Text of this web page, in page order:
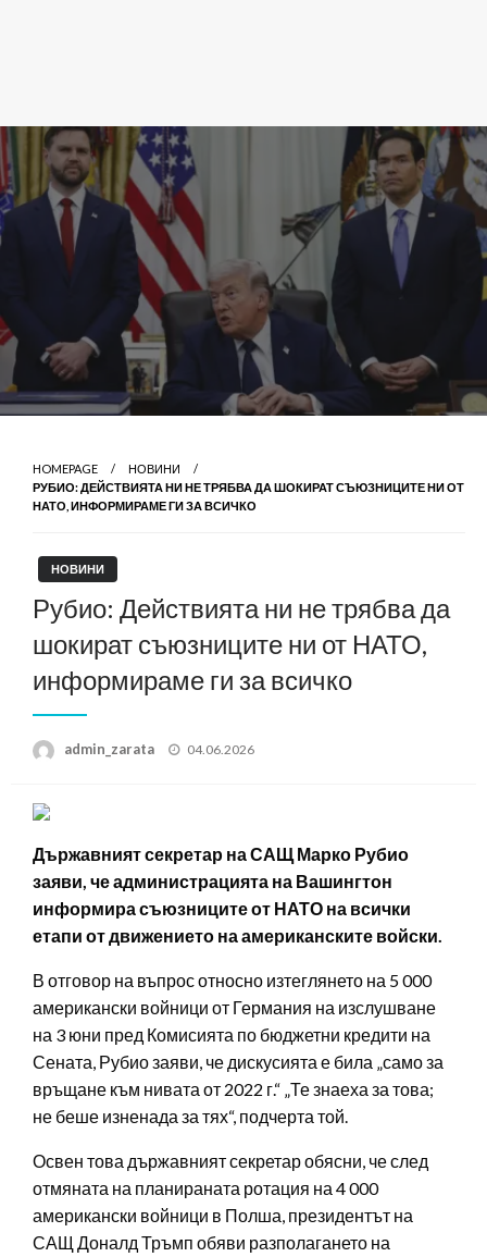
HOMEPAGE
НОВИНИ
РУБИО: ДЕЙСТВИЯТА НИ НЕ ТРЯБВА ДА ШОКИРАТ СЪЮЗНИЦИТЕ НИ ОТ
НАТО, ИНФОРМИРАМЕ ГИ ЗА ВСИЧКО
НОВИНИ
Рубио: Действията ни не трябва да
шокират съюзниците ни от НАТО,
информираме ги за всичко
admin_zarata
Posted
04.06.2026
Държавният секретар на САЩ Марко Рубио
заяви, че администрацията на Вашингтон
информира съюзниците от НАТО на всички
етапи от движението на американските войски.
В отговор на въпрос относно изтеглянето на 5 000
американски войници от Германия на изслушване
на 3 юни пред Комисията по бюджетни кредити на
Сената, Рубио заяви, че дискусията е била „само за
връщане към нивата от 2022 г.“ „Те знаеха за това;
не беше изненада за тях“, подчерта той.
Освен това държавният секретар обясни, че след
отмяната на планираната ротация на 4 000
американски войници в Полша, президентът на
САЩ Доналд Тръмп обяви разполагането на